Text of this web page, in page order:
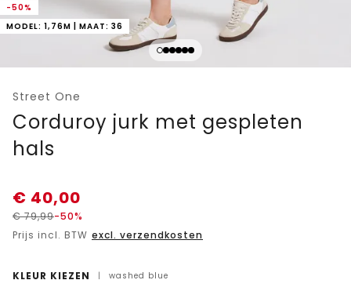
-50%
MODEL: 1,76M | MAAT: 36
Street One
Corduroy jurk met gespleten
hals
€ 40,00
€79,99-50%
Prijs incl. BTW excl. verzendkosten
KLEUR KIEZEN | washed blue